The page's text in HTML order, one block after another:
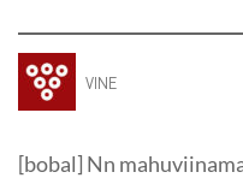
VINE
[bobal] Nn